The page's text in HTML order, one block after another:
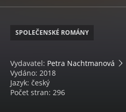
SPOLEČENSKÉ ROMÁNY
Vydavatel: Petra Nachtmanová
Vydáno: 2018
Jazyk: český
Počet stran: 296